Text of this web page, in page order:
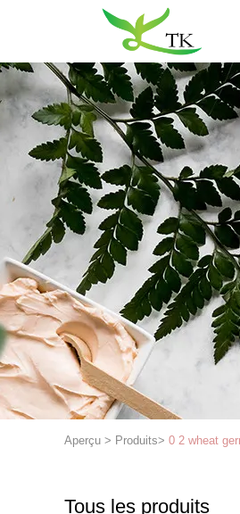
Aperçu > Produits> 0 2 wheat
Tous les produits